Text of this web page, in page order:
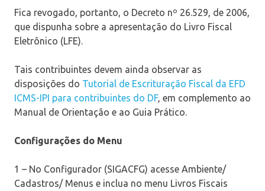
Fica revogado, portanto, o Decreto nº 26.529, de 2006,
que dispunha sobre a apresentação do Livro Fiscal
Eletrônico (LFE).
Tais contribuintes devem ainda observar as
disposições do Tutorial de Escrituração Fiscal da EFD
ICMS-IPI para contribuintes do DF, em complemento ao
Manual de Orientação e ao Guia Prático.
Configurações do Menu
1 – No Configurador (SIGACFG) acesse Ambiente/
Cadastros/ Menus e inclua no menu Livros Fiscais